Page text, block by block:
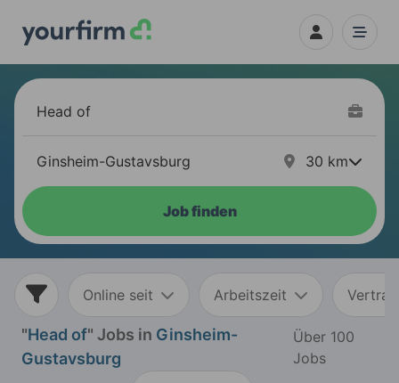
30 km
Job finden
Online seit Arbeitszeit
"Head of" Jobs in Ginsheim-
Gustavsburg
Über 100
Jobs